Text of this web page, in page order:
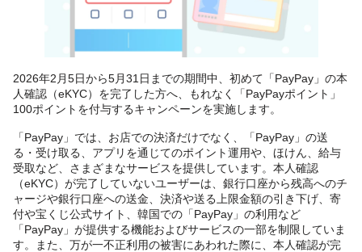
2026年2月5日から5月31日までの期間中、初めて「PayPay」の本
人確認（eKYC）を完了した方へ、もれなく「PayPayポイント」
100ポイントを付与するキャンペーンを実施します。
「PayPay」では、お店での決済だけでなく、「PayPay」の送
る・受け取る、アプリを通じてのポイント運用や、ほけん、給与
受取など、さまざまなサービスを提供しています。本人確認
（eKYC）が完了していないユーザーは、銀行口座から残高へのチ
ャージや銀行口座への送金、決済や送る上限金額の引き下げ、寄
付や宝くじ公式サイト、韓国での「PayPay」の利用など
「PayPay」が提供する機能およびサービスの一部を制限していま
す。また、万が一不正利用の被害にあわれた際に、本人確認が完